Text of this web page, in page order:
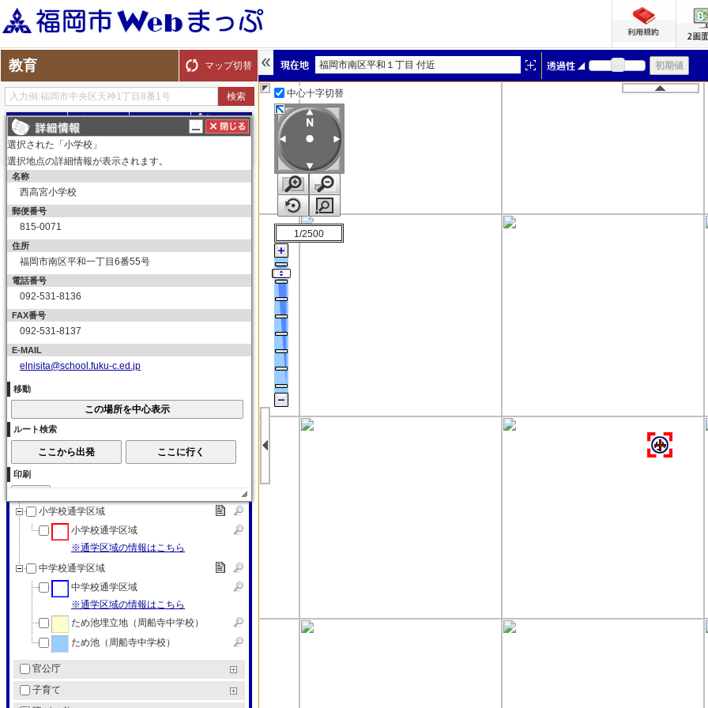
教育 マップ切替
探す ルート
教育
小学校
小学校
中学校
高等学校
大学
大学
各種学校
特別支援学校
特別支援学校
教育（その他）
小学校通学区域
小学校通学区域
※通学区域の情報はこちら
中学校通学区域
中学校通学区域
※通学区域の情報はこちら
ため池埋立地（周船寺中学校）
ため池（周船寺中学校）
官公庁
子育て
福岡市南区平和１丁目 付近
中心十字切替
1/2500
選択された「小学校」
選択地点の詳細情報が表示されます。
名称
西高宮小学校
郵便番号
815-0071
住所
福岡市南区平和一丁目6番55号
電話番号
092-531-8136
FAX番号
092-531-8137
E-MAIL
elnisita@school.fuku-c.ed.jp
移動
ルート検索
印刷